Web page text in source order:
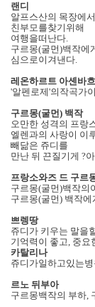
랜디
알프스산의 목장에
친부모를찾기위해
여행을떠난다.
구르몽(굴먼)백작에
심으로이겨낸다.
레온하르트 아셴바흐
'알펜로제'의작곡가
구르몽(굴먼) 백작
오만한 성격의 프랑
엘렌과의 사랑이 이
빼닮은 쥬디를
만난 뒤 끈질기게 ?
프랑소와즈 드 구르
구르몽(굴먼)백작의
구르몽(굴먼) 백작에
쁘렝땅
쥬디가 키우는 말을
기억력이 좋고, 중요
카탈리나
쥬디가일하고있는
르노 뒤부아
구르몽백작의 부하,